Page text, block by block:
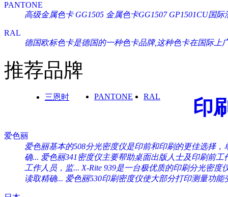
PANTONE
高级金属色卡 GG1505 金属色卡GG1507 GP1501CU国
RAL
德国欧标色卡是德国的一种色卡品牌,这种色卡在国际上
推荐品牌
三恩时 PANTONE RAL 印
爱色丽
爱色丽基本的508分光密度仪是印前和印刷的更佳选择，
确... 爱色丽341密度仪主要帮助桌面出版人士及印刷前工
工作人员，监... X-Rite 939是一台极优质的印刷分光密度
读取精确... 爱色丽530印刷密度仪使大部分打印测量功能